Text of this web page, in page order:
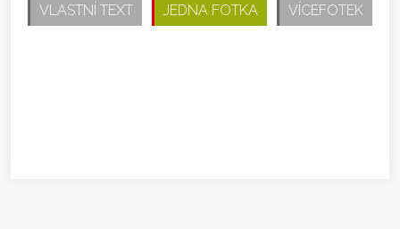
VLASTNÍ TEXT JEDNA FOTKA VÍCEFOTEK